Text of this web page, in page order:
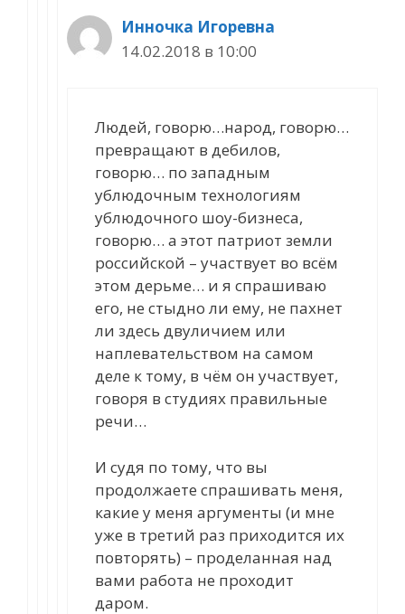
Инночка Игоревна
14.02.2018 в 10:00
Людей, говорю…народ, говорю…
превращают в дебилов,
говорю… по западным
ублюдочным технологиям
ублюдочного шоу-бизнеса,
говорю… а этот патриот земли
российской – участвует во всём
этом дерьме… и я спрашиваю
его, не стыдно ли ему, не пахнет
ли здесь двуличием или
наплевательством на самом
деле к тому, в чём он участвует,
говоря в студиях правильные
речи…
И судя по тому, что вы
продолжаете спрашивать меня,
какие у меня аргументы (и мне
уже в третий раз приходится их
повторять) – проделанная над
вами работа не проходит
даром.